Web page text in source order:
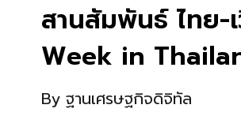
สานสัมพันธ์ ไทย-
Week in
By ฐานเศรษฐกิจดิจิทัล